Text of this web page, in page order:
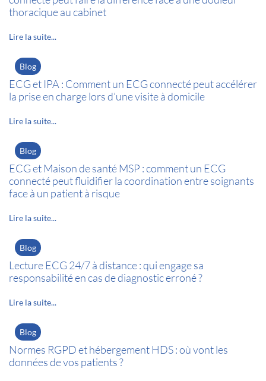
thoracique au cabinet
Lire la suite...
Blog
ECG et IPA : Comment un ECG connecté peut accélérer
la prise en charge lors d’une visite à domicile
Lire la suite...
Blog
ECG et Maison de santé MSP : comment un ECG
connecté peut fluidifier la coordination entre soignants
face à un patient à risque
Lire la suite...
Blog
Lecture ECG 24/7 à distance : qui engage sa
responsabilité en cas de diagnostic erroné ?
Lire la suite...
Blog
Normes RGPD et hébergement HDS : où vont les
données de vos patients ?